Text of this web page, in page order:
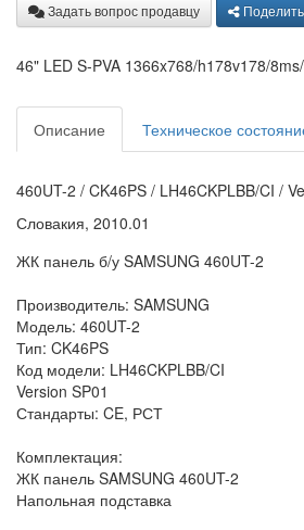
Задать вопрос продавцу
46" LED S-PVA 1366x768/h178v178/
Описание Техническое
460UT-2 / CK46PS / LH46CKPLBB/CI /
Словакия, 2010.01
ЖК панель б/у SAMSUNG 460UT-2
Производитель: SAMSUNG
Модель: 460UT-2
Тип: CK46PS
Код модели: LH46CKPLBB/CI
Version SP01
Стандарты: CE, РСТ
Комплектация:
ЖК панель SAMSUNG 460UT-2
Напольная подставка